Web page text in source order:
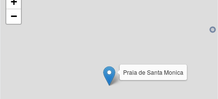
Praia de Santa Monica
−